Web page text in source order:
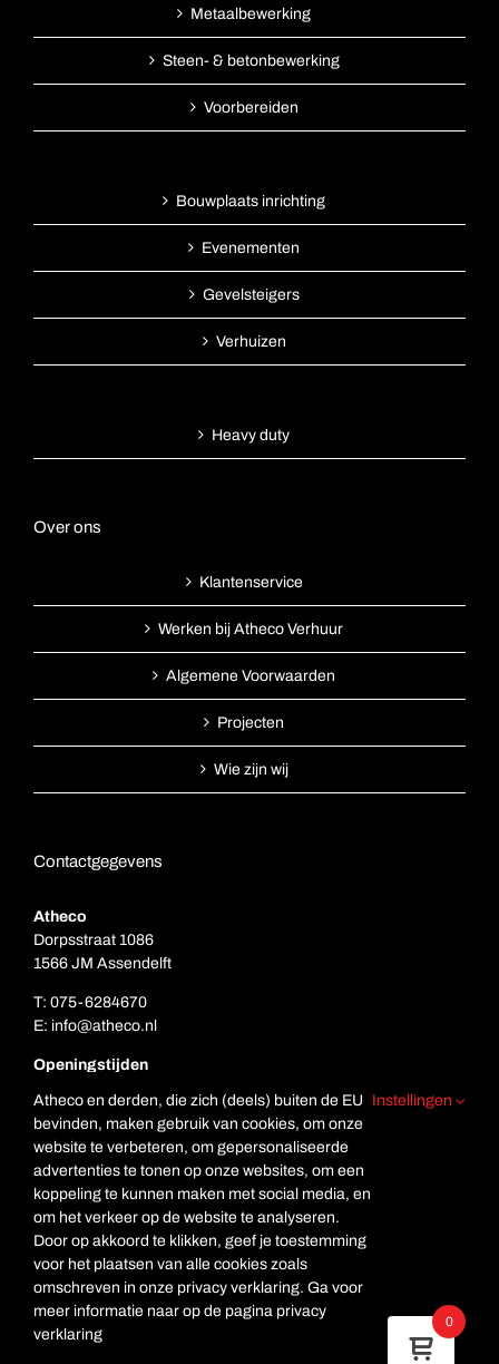
Metaalbewerking
Steen- & betonbewerking
Voorbereiden
Bouwplaats inrichting
Evenementen
Gevelsteigers
Verhuizen
Heavy duty
Over ons
Klantenservice
Werken bij Atheco Verhuur
Algemene Voorwaarden
Projecten
Wie zijn wij
Contactgegevens
Atheco
Dorpsstraat 1086
1566 JM Assendelft
T: 075-6284670
E: info@atheco.nl
Openingstijden
Za: Gesloten
Zo. Gesloten
© Copyright Atheco 0
Atheco en derden, die zich (deels) buiten de EU
bevinden, maken gebruik van cookies, om onze
website te verbeteren, om gepersonaliseerde
advertenties te tonen op onze websites, om een
koppeling te kunnen maken met social media, en
om het verkeer op de website te analyseren.
Door op akkoord te klikken, geef je toestemming
voor het plaatsen van alle cookies zoals
omschreven in onze privacy verklaring. Ga voor
meer informatie naar op de pagina privacy
verklaring
Instellingen